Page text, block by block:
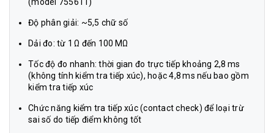
Độ phân giải: ~5,5 chữ số
Dải đo: từ 1 Ω đến 100 MΩ
Tốc độ đo nhanh: thời gian đo trực tiếp khoảng 2,8 ms
(không tính kiểm tra tiếp xúc), hoặc 4,8 ms nếu bao gồm
kiểm tra tiếp xúc
Chức năng kiểm tra tiếp xúc (contact check) để loại trừ
sai số do tiếp điểm không tốt